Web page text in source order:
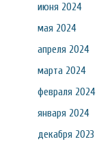
июня 2024
мая 2024
апреля 2024
марта 2024
февраля 2024
января 2024
декабря 2023